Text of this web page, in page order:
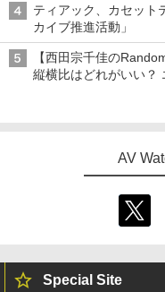
ティアック、カセット
カイブ推進活動」
【西田宗千佳の
縦横比はどれがいい？
AV
Special Site